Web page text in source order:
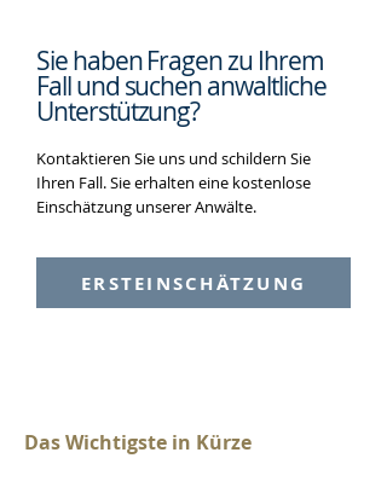
Sie haben Fragen zu Ihrem
Fall und suchenanwaltliche
Unterstützung?
Kontaktieren Sie uns und schildern Sie
Ihren Fall. Sie erhalten eine kostenlose
Einschätzung unserer Anwälte.
ERSTEINSCHÄTZUNG
Das Wichtigste in Kürze